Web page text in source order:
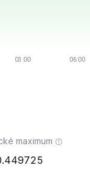
maximum